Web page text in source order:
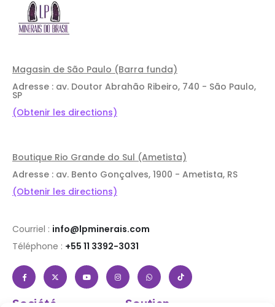
Magasin de São Paulo (Barra funda)
Adresse : av. Doutor Abrahão Ribeiro, 740 - São Paulo,
SP
(Obtenir les directions)
Boutique Rio Grande do Sul (Ametista)
Adresse : av. Bento Gonçalves, 1900 - Ametista, RS
(Obtenir les directions)
Courriel : info@lpminerais.com
Téléphone : +55 11 3392-3031
Société Soutien